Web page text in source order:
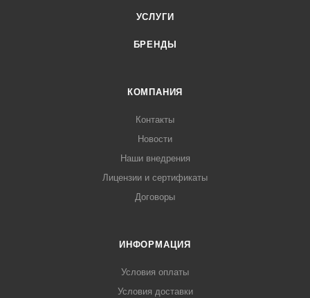
УСЛУГИ
БРЕНДЫ
КОМПАНИЯ
Контакты
Новости
Наши внедрения
Лицензии и сертификаты
Договоры
ИНФОРМАЦИЯ
Условия оплаты
Условия доставки